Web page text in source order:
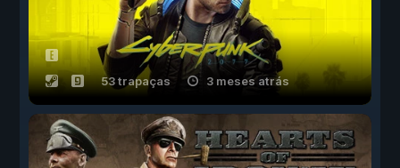
53 trapaças 3 meses atrás